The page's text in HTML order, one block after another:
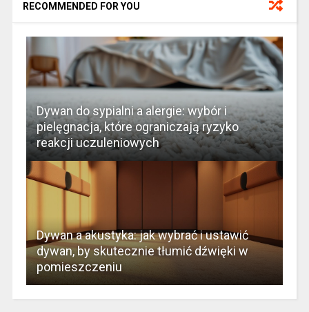
RECOMMENDED FOR YOU
Dywan do sypialni a alergie: wybór i
pielęgnacja, które ograniczają ryzyko
reakcji uczuleniowych
Dywan a akustyka: jak wybrać i ustawić
dywan, by skutecznie tłumić dźwięki w
pomieszczeniu